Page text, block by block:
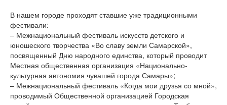
В нашем городе проходят ставшие уже традиционными
фестивали:
– Межнациональный фестиваль искусств детского и
юношеского творчества «Во славу земли Самарской»,
посвященный Дню народного единства, который проводит
Местная общественная организация «Национально-
культурная автономия чувашей города Самары»;
– Межнациональный фестиваль «Когда мои друзья со мной»,
проводимый Общественной организацией Городская